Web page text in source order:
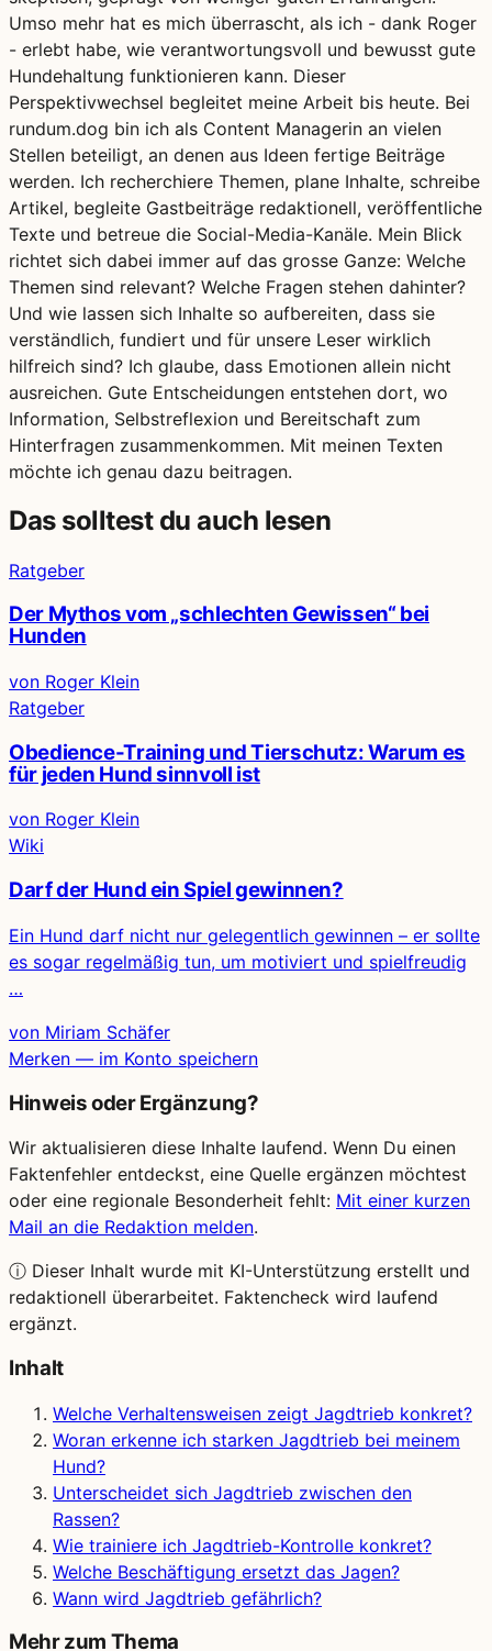
Umso mehr hat es mich überrascht, als ich - dank Roger
- erlebt habe, wie verantwortungsvoll und bewusst gute
Hundehaltung funktionieren kann. Dieser
Perspektivwechsel begleitet meine Arbeit bis heute. Bei
rundum.dog bin ich als Content Managerin an vielen
Stellen beteiligt, an denen aus Ideen fertige Beiträge
werden. Ich recherchiere Themen, plane Inhalte, schreibe
Artikel, begleite Gastbeiträge redaktionell, veröffentliche
Texte und betreue die Social-Media-Kanäle. Mein Blick
richtet sich dabei immer auf das grosse Ganze: Welche
Themen sind relevant? Welche Fragen stehen dahinter?
Und wie lassen sich Inhalte so aufbereiten, dass sie
verständlich, fundiert und für unsere Leser wirklich
hilfreich sind? Ich glaube, dass Emotionen allein nicht
ausreichen. Gute Entscheidungen entstehen dort, wo
Information, Selbstreflexion und Bereitschaft zum
Hinterfragen zusammenkommen. Mit meinen Texten
möchte ich genau dazu beitragen.
Das solltest du auch lesen
Ratgeber
Der Mythos vom „schlechten Gewissen“ bei
Hunden
von Roger Klein
Ratgeber
Obedience-Training und Tierschutz: Warum es
für jeden Hund sinnvoll ist
von Roger Klein
Wiki
Darf der Hund ein Spiel gewinnen?
Ein Hund darf nicht nur gelegentlich gewinnen – er sollte
es sogar regelmäßig tun, um motiviert und spielfreudig
…
von Miriam Schäfer
Merken — im Konto speichern
Hinweis oder Ergänzung?
Wir aktualisieren diese Inhalte laufend. Wenn Du einen
Faktenfehler entdeckst, eine Quelle ergänzen möchtest
oder eine regionale Besonderheit fehlt: Mit einer kurzen
Mail an die Redaktion melden.
ⓘ Dieser Inhalt wurde mit KI-Unterstützung erstellt und
redaktionell überarbeitet. Faktencheck wird laufend
ergänzt.
Inhalt
Welche Verhaltensweisen zeigt Jagdtrieb konkret?
Woran erkenne ich starken Jagdtrieb bei meinem
Hund?
Unterscheidet sich Jagdtrieb zwischen den
Rassen?
Wie trainiere ich Jagdtrieb-Kontrolle konkret?
Welche Beschäftigung ersetzt das Jagen?
Wann wird Jagdtrieb gefährlich?
Mehr zum Thema